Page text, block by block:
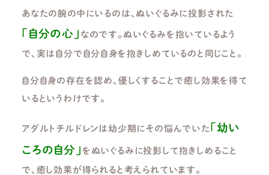
あなたの腕の中にいるのは、ぬいぐるみに投影された
「自分の心」 なのです。ぬいぐるみを抱いているよう
で、実は自分で自分自身を抱きしめているのと同じこと。
自分自身の存在を認め、優しくすることで癒し効果を得て
いるというわけです。
アダルトチルドレンは幼少期にその悩んでいた 「幼い
ころの自分」をぬいぐるみに投影して抱きしめること
で、癒し効果が得られると考えられています。